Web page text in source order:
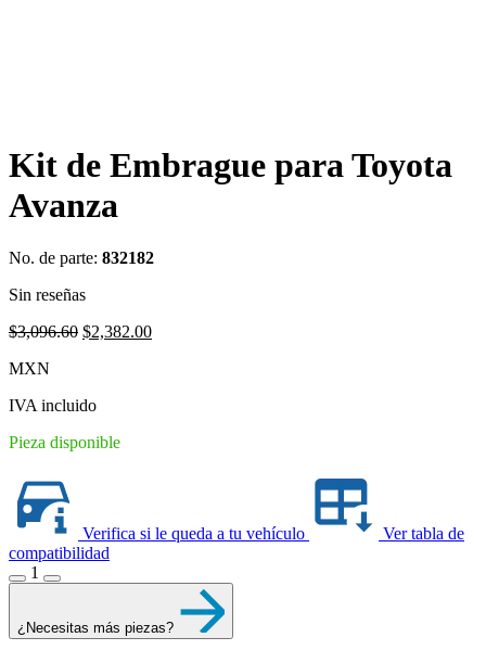
Kit de Embrague para Toyota
Avanza
No. de parte: 832182
Sin reseñas
$3,096.60 Original
$2,382.00Current
MXN
IVA incluido
Pieza disponible
Verifica si le queda a tu vehículo
Ver tabla de
compatibilidad
1
¿Necesitas más piezas?